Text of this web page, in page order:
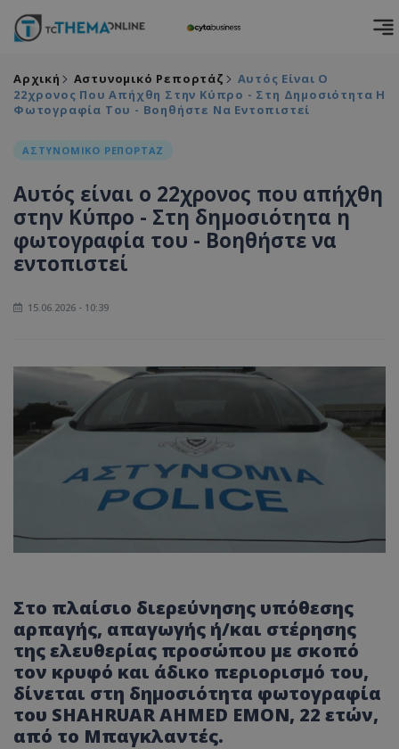
Αρχική Αστυνομικό Ρεπορτάζ
Αυτός Είναι Ο
22χρονος Που Απήχθη Στην Κύπρο - Στη Δημοσιότητα Η
Φωτογραφία Του - Βοηθήστε Να Εντοπιστεί
ΑΣΤΥΝΟΜΙΚΟ ΡΕΠΟΡΤΑΖ
Αυτός είναι ο 22χρονος που απήχθη
στην Κύπρο - Στη δημοσιότητα η
φωτογραφία του - Βοηθήστε να
εντοπιστεί
15.06.2026 - 10:39
Στο πλαίσιο διερεύνησης υπόθεσης
αρπαγής, απαγωγής ή/και στέρησης
της ελευθερίας προσώπου με σκοπό
τον κρυφό και άδικο περιορισμό του,
δίνεται στη δημοσιότητα φωτογραφία
του SHAHRUAR AHMED EMON, 22 ετών,
από το Μπαγκλαντές.